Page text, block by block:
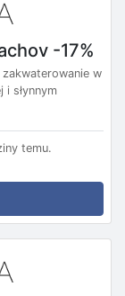
-17%
w
słynnym
temu.